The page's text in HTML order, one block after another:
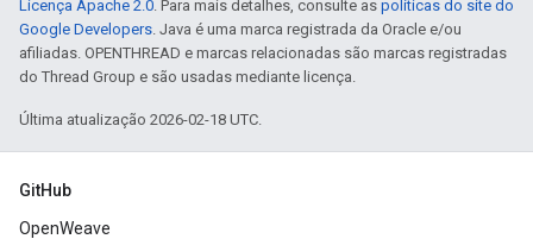
Licença Apache 2.0. Para mais detalhes, consulte as políticas do site do
Google Developers. Java é uma marca registrada da Oracle e/ou
afiliadas. OPENTHREAD e marcas relacionadas são marcas registradas
do Thread Group e são usadas mediante licença.
Última atualização 2026-02-18 UTC.
GitHub
OpenWeave